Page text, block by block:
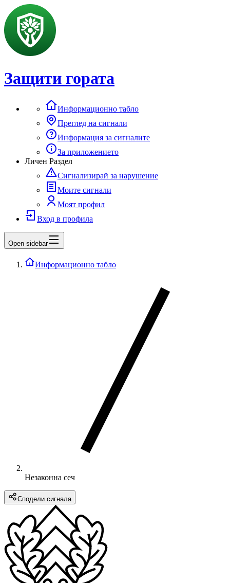
Защити гората
Информационно табло
Преглед на сигнали
Информация за сигналите
За приложението
Личен Раздел
Сигнализирай за нарушение
Моите сигнали
Моят профил
Вход в профила
Open sidebar
Информационно табло
Незаконна сеч
Сподели сигнала